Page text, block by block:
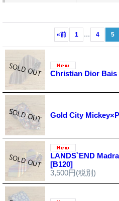
«前 1 ... 4 5
Christian Dior Bais
Gold City
LANDS`END
[B120]
3,500円(税別)